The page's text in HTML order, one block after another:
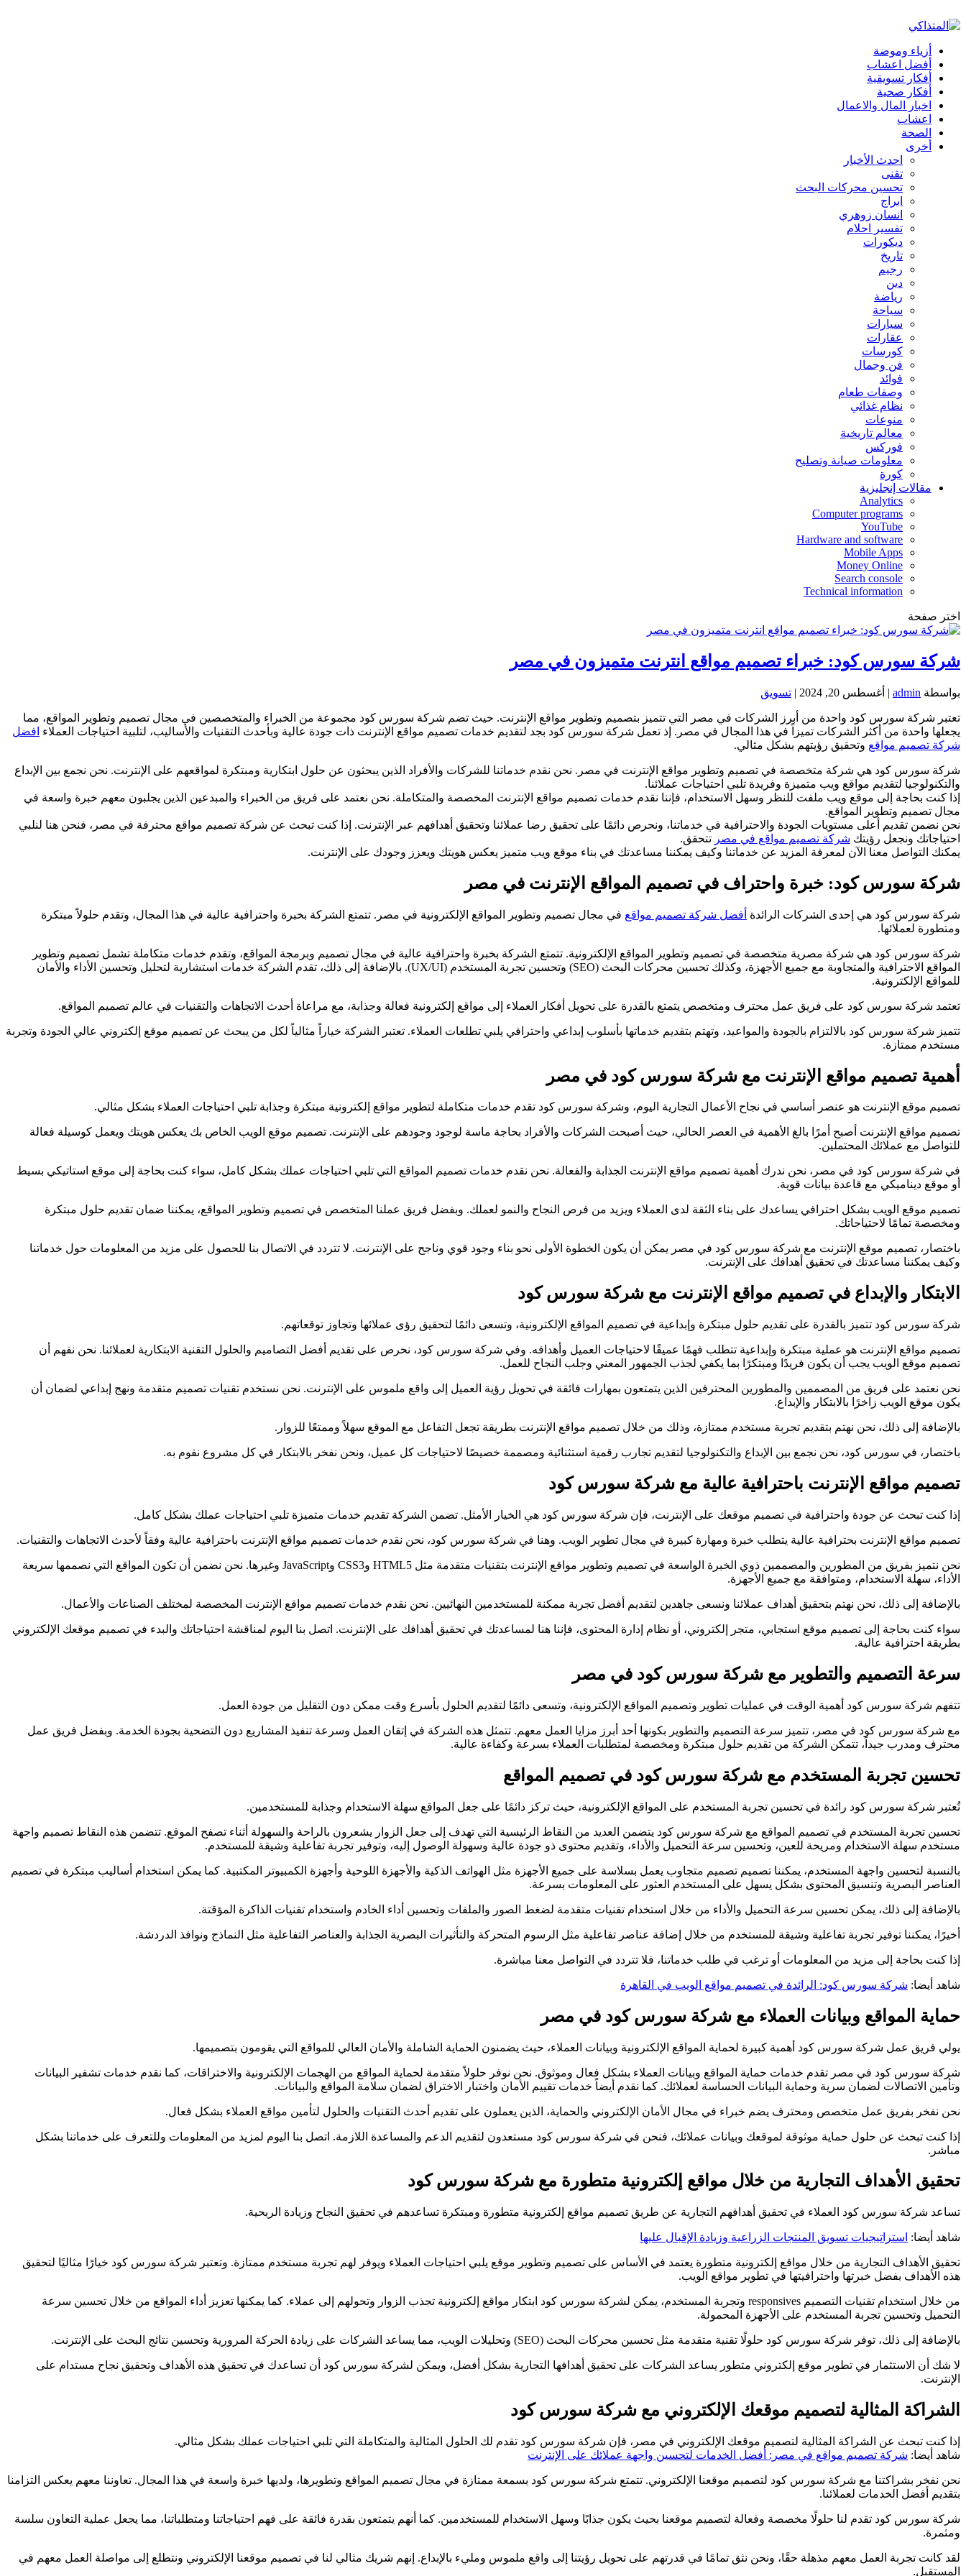
أزياء وموضة
أفضل اعشاب
أفكار تسويقية
أفكار صحية
اخبار المال والاعمال
اعشاب
الصحة
أخرى
احدث الأخبار
تقنى
تحسين محركات البحث
ابراج
انسان زوهري
تفسير احلام
ديكورات
تاريخ
رجيم
دين
رياضة
سياحة
سيارات
عقارات
كورسات
فن وجمال
فوائد
وصفات طعام
نظام غذائي
منوعات
معالم تاريخية
فوركس
معلومات صيانة وتصليح
كورة
مقالات إنجليزية
Analytics
Computer programs
YouTube
Hardware and software
Mobile Apps
Money Online
Search console
Technical information
اختر صفحة
شركة سورس كود: خبراء تصميم مواقع انترنت متميزون في مصر
بواسطة admin
| أغسطس 20, 2024 | تسويق
تعتبر شركة سورس كود واحدة من أبرز الشركات في مصر التي تتميز بتصميم وتطوير مواقع الإنترنت. حيث تضم شركة سورس كود مجموعة من الخبراء والمتخصصين في مجال تصميم وتطوير المواقع، مما
يجعلها واحدة من أكثر الشركات تميزاً في هذا المجال في مصر. إذ تعمل شركة سورس كود بجد لتقديم خدمات تصميم مواقع الإنترنت ذات جودة عالية وبأحدث التقنيات والأساليب، لتلبية احتياجات العملاء افضل
شركة تصميم مواقع وتحقيق رؤيتهم بشكل مثالي.
شركة سورس كود هي شركة متخصصة في تصميم وتطوير مواقع الإنترنت في مصر. نحن نقدم خدماتنا للشركات والأفراد الذين يبحثون عن حلول ابتكارية ومبتكرة لمواقعهم على الإنترنت. نحن نجمع بين الإبداع
والتكنولوجيا لتقديم مواقع ويب متميزة وفريدة تلبي احتياجات عملائنا.
إذا كنت بحاجة إلى موقع ويب ملفت للنظر وسهل الاستخدام، فإننا نقدم خدمات تصميم مواقع الإنترنت المخصصة والمتكاملة. نحن نعتمد على فريق من الخبراء والمبدعين الذين يجلبون معهم خبرة واسعة في
مجال تصميم وتطوير المواقع.
نحن نضمن تقديم أعلى مستويات الجودة والاحترافية في خدماتنا، ونحرص دائمًا على تحقيق رضا عملائنا وتحقيق أهدافهم عبر الإنترنت. إذا كنت تبحث عن شركة تصميم مواقع محترفة في مصر، فنحن هنا لنلبي
احتياجاتك ونجعل رؤيتك شركة تصميم مواقع في مصر تتحقق.
يمكنك التواصل معنا الآن لمعرفة المزيد عن خدماتنا وكيف يمكننا مساعدتك في بناء موقع ويب متميز يعكس هويتك ويعزز وجودك على الإنترنت.
شركة سورس كود: خبرة واحتراف في تصميم المواقع الإنترنت في مصر
شركة سورس كود هي إحدى الشركات الرائدة أفضل شركة تصميم مواقع في مجال تصميم وتطوير المواقع الإلكترونية في مصر. تتمتع الشركة بخبرة واحترافية عالية في هذا المجال، وتقدم حلولاً مبتكرة
ومتطورة لعملائها.
شركة سورس كود هي شركة مصرية متخصصة في تصميم وتطوير المواقع الإلكترونية. تتمتع الشركة بخبرة واحترافية عالية في مجال تصميم وبرمجة المواقع، وتقدم خدمات متكاملة تشمل تصميم وتطوير
المواقع الاحترافية والمتجاوبة مع جميع الأجهزة، وكذلك تحسين محركات البحث (SEO) وتحسين تجربة المستخدم (UX/UI). بالإضافة إلى ذلك، تقدم الشركة خدمات استشارية لتحليل وتحسين الأداء والأمان
للمواقع الإلكترونية.
تعتمد شركة سورس كود على فريق عمل محترف ومتخصص يتمتع بالقدرة على تحويل أفكار العملاء إلى مواقع إلكترونية فعالة وجذابة، مع مراعاة أحدث الاتجاهات والتقنيات في عالم تصميم المواقع.
تتميز شركة سورس كود بالالتزام بالجودة والمواعيد، وتهتم بتقديم خدماتها بأسلوب إبداعي واحترافي يلبي تطلعات العملاء. تعتبر الشركة خياراً مثالياً لكل من يبحث عن تصميم موقع إلكتروني عالي الجودة وتجربة
مستخدم ممتازة.
أهمية تصميم مواقع الإنترنت مع شركة سورس كود في مصر
تصميم موقع الإنترنت هو عنصر أساسي في نجاح الأعمال التجارية اليوم، وشركة سورس كود تقدم خدمات متكاملة لتطوير مواقع إلكترونية مبتكرة وجذابة تلبي احتياجات العملاء بشكل مثالي.
تصميم مواقع الإنترنت أصبح أمرًا بالغ الأهمية في العصر الحالي، حيث أصبحت الشركات والأفراد بحاجة ماسة لوجود وجودهم على الإنترنت. تصميم موقع الويب الخاص بك يعكس هويتك ويعمل كوسيلة فعالة
للتواصل مع عملائك المحتملين.
في شركة سورس كود في مصر، نحن ندرك أهمية تصميم مواقع الإنترنت الجذابة والفعالة. نحن نقدم خدمات تصميم المواقع التي تلبي احتياجات عملك بشكل كامل، سواء كنت بحاجة إلى موقع استاتيكي بسيط
أو موقع ديناميكي مع قاعدة بيانات قوية.
تصميم موقع الويب بشكل احترافي يساعدك على بناء الثقة لدى العملاء ويزيد من فرص النجاح والنمو لعملك. وبفضل فريق عملنا المتخصص في تصميم وتطوير المواقع، يمكننا ضمان تقديم حلول مبتكرة
ومخصصة تمامًا لاحتياجاتك.
باختصار، تصميم موقع الإنترنت مع شركة سورس كود في مصر يمكن أن يكون الخطوة الأولى نحو بناء وجود قوي وناجح على الإنترنت. لا تتردد في الاتصال بنا للحصول على مزيد من المعلومات حول خدماتنا
وكيف يمكننا مساعدتك في تحقيق أهدافك على الإنترنت.
الابتكار والإبداع في تصميم مواقع الإنترنت مع شركة سورس كود
شركة سورس كود تتميز بالقدرة على تقديم حلول مبتكرة وإبداعية في تصميم المواقع الإلكترونية، وتسعى دائمًا لتحقيق رؤى عملائها وتجاوز توقعاتهم.
تصميم مواقع الإنترنت هو عملية مبتكرة وإبداعية تتطلب فهمًا عميقًا لاحتياجات العميل وأهدافه. وفي شركة سورس كود، نحرص على تقديم أفضل التصاميم والحلول التقنية الابتكارية لعملائنا. نحن نفهم أن
تصميم موقع الويب يجب أن يكون فريدًا ومبتكرًا بما يكفي لجذب الجمهور المعني وجلب النجاح للعمل.
نحن نعتمد على فريق من المصممين والمطورين المحترفين الذين يتمتعون بمهارات فائقة في تحويل رؤية العميل إلى واقع ملموس على الإنترنت. نحن نستخدم تقنيات تصميم متقدمة ونهج إبداعي لضمان أن
يكون موقع الويب زاخرًا بالابتكار والإبداع.
بالإضافة إلى ذلك، نحن نهتم بتقديم تجربة مستخدم ممتازة، وذلك من خلال تصميم مواقع الإنترنت بطريقة تجعل التفاعل مع الموقع سهلاً وممتعًا للزوار.
باختصار، في سورس كود، نحن نجمع بين الإبداع والتكنولوجيا لتقديم تجارب رقمية استثنائية ومصممة خصيصًا لاحتياجات كل عميل، ونحن نفخر بالابتكار في كل مشروع نقوم به.
تصميم مواقع الإنترنت باحترافية عالية مع شركة سورس كود
إذا كنت تبحث عن جودة واحترافية في تصميم موقعك على الإنترنت، فإن شركة سورس كود هي الخيار الأمثل. تضمن الشركة تقديم خدمات متميزة تلبي احتياجات عملك بشكل كامل.
تصميم مواقع الإنترنت بحترافية عالية يتطلب خبرة ومهارة كبيرة في مجال تطوير الويب. وهنا في شركة سورس كود، نحن نقدم خدمات تصميم مواقع الإنترنت باحترافية عالية وفقاً لأحدث الاتجاهات والتقنيات.
نحن نتميز بفريق من المطورين والمصممين ذوي الخبرة الواسعة في تصميم وتطوير مواقع الإنترنت بتقنيات متقدمة مثل HTML5 وCSS3 وJavaScript وغيرها. نحن نضمن أن تكون المواقع التي نصممها سريعة
الأداء، سهلة الاستخدام، ومتوافقة مع جميع الأجهزة.
بالإضافة إلى ذلك، نحن نهتم بتحقيق أهداف عملائنا ونسعى جاهدين لتقديم أفضل تجربة ممكنة للمستخدمين النهائيين. نحن نقدم خدمات تصميم مواقع الإنترنت المخصصة لمختلف الصناعات والأعمال.
سواء كنت بحاجة إلى تصميم موقع استجابي، متجر إلكتروني، أو نظام إدارة المحتوى، فإننا هنا لمساعدتك في تحقيق أهدافك على الإنترنت. اتصل بنا اليوم لمناقشة احتياجاتك والبدء في تصميم موقعك الإلكتروني
بطريقة احترافية عالية.
سرعة التصميم والتطوير مع شركة سورس كود في مصر
تتفهم شركة سورس كود أهمية الوقت في عمليات تطوير وتصميم المواقع الإلكترونية، وتسعى دائمًا لتقديم الحلول بأسرع وقت ممكن دون التقليل من جودة العمل.
مع شركة سورس كود في مصر، تتميز سرعة التصميم والتطوير بكونها أحد أبرز مزايا العمل معهم. تتمثل هذه الشركة في إتقان العمل وسرعة تنفيذ المشاريع دون التضحية بجودة الخدمة. وبفضل فريق عمل
محترف ومدرب جيداً، تتمكن الشركة من تقديم حلول مبتكرة ومخصصة لمتطلبات العملاء بسرعة وكفاءة عالية.
تحسين تجربة المستخدم مع شركة سورس كود في تصميم المواقع
تُعتبر شركة سورس كود رائدة في تحسين تجربة المستخدم على المواقع الإلكترونية، حيث تركز دائمًا على جعل المواقع سهلة الاستخدام وجذابة للمستخدمين.
تحسين تجربة المستخدم في تصميم المواقع مع شركة سورس كود يتضمن العديد من النقاط الرئيسية التي تهدف إلى جعل الزوار يشعرون بالراحة والسهولة أثناء تصفح الموقع. تتضمن هذه النقاط تصميم واجهة
مستخدم سهلة الاستخدام ومريحة للعين، وتحسين سرعة التحميل والأداء، وتقديم محتوى ذو جودة عالية وسهولة الوصول إليه، وتوفير تجربة تفاعلية وشيقة للمستخدم.
بالنسبة لتحسين واجهة المستخدم، يمكننا تصميم تصميم متجاوب يعمل بسلاسة على جميع الأجهزة مثل الهواتف الذكية والأجهزة اللوحية وأجهزة الكمبيوتر المكتبية. كما يمكن استخدام أساليب مبتكرة في تصميم
العناصر البصرية وتنسيق المحتوى بشكل يسهل على المستخدم العثور على المعلومات بسرعة.
بالإضافة إلى ذلك، يمكن تحسين سرعة التحميل والأداء من خلال استخدام تقنيات متقدمة لضغط الصور والملفات وتحسين أداء الخادم واستخدام تقنيات الذاكرة المؤقتة.
أخيرًا، يمكننا توفير تجربة تفاعلية وشيقة للمستخدم من خلال إضافة عناصر تفاعلية مثل الرسوم المتحركة والتأثيرات البصرية الجذابة والعناصر التفاعلية مثل النماذج ونوافذ الدردشة.
إذا كنت بحاجة إلى مزيد من المعلومات أو ترغب في طلب خدماتنا، فلا تتردد في التواصل معنا مباشرة.
شاهد أيضا: شركة سورس كود: الرائدة في تصميم مواقع الويب في القاهرة
حماية المواقع وبيانات العملاء مع شركة سورس كود في مصر
يولي فريق عمل شركة سورس كود أهمية كبيرة لحماية المواقع الإلكترونية وبيانات العملاء، حيث يضمنون الحماية الشاملة والأمان العالي للمواقع التي يقومون بتصميمها.
شركة سورس كود في مصر تقدم خدمات حماية المواقع وبيانات العملاء بشكل فعال وموثوق. نحن نوفر حلولاً متقدمة لحماية المواقع من الهجمات الإلكترونية والاختراقات، كما نقدم خدمات تشفير البيانات
وتأمين الاتصالات لضمان سرية وحماية البيانات الحساسة لعملائك. كما نقدم أيضاً خدمات تقييم الأمان واختبار الاختراق لضمان سلامة المواقع والبيانات.
نحن نفخر بفريق عمل متخصص ومحترف يضم خبراء في مجال الأمان الإلكتروني والحماية، الذين يعملون على تقديم أحدث التقنيات والحلول لتأمين مواقع العملاء بشكل فعال.
إذا كنت تبحث عن حلول حماية موثوقة لموقعك وبيانات عملائك، فنحن في شركة سورس كود مستعدون لتقديم الدعم والمساعدة اللازمة. اتصل بنا اليوم لمزيد من المعلومات وللتعرف على خدماتنا بشكل
مباشر.
تحقيق الأهداف التجارية من خلال مواقع إلكترونية متطورة مع شركة سورس كود
تساعد شركة سورس كود العملاء في تحقيق أهدافهم التجارية عن طريق تصميم مواقع إلكترونية متطورة ومبتكرة تساعدهم في تحقيق النجاح وزيادة الربحية.
شاهد أيضا: استراتيجيات تسويق المنتجات الزراعية وزيادة الإقبال عليها
تحقيق الأهداف التجارية من خلال مواقع إلكترونية متطورة يعتمد في الأساس على تصميم وتطوير موقع يلبي احتياجات العملاء ويوفر لهم تجربة مستخدم ممتازة. وتعتبر شركة سورس كود خيارًا مثاليًا لتحقيق
هذه الأهداف بفضل خبرتها واحترافيتها في تطوير مواقع الويب.
من خلال استخدام تقنيات التصميم responsives وتجربة المستخدم، يمكن لشركة سورس كود ابتكار مواقع إلكترونية تجذب الزوار وتحولهم إلى عملاء. كما يمكنها تعزيز أداء المواقع من خلال تحسين سرعة
التحميل وتحسين تجربة المستخدم على الأجهزة المحمولة.
بالإضافة إلى ذلك، توفر شركة سورس كود حلولًا تقنية متقدمة مثل تحسين محركات البحث (SEO) وتحليلات الويب، مما يساعد الشركات على زيادة الحركة المرورية وتحسين نتائج البحث على الإنترنت.
لا شك أن الاستثمار في تطوير موقع إلكتروني متطور يساعد الشركات على تحقيق أهدافها التجارية بشكل أفضل، ويمكن لشركة سورس كود أن تساعدك في تحقيق هذه الأهداف وتحقيق نجاح مستدام على
الإنترنت.
الشراكة المثالية لتصميم موقعك الإلكتروني مع شركة سورس كود
إذا كنت تبحث عن الشراكة المثالية لتصميم موقعك الإلكتروني في مصر، فإن شركة سورس كود تقدم لك الحلول المثالية والمتكاملة التي تلبي احتياجات عملك بشكل مثالي.
شاهد أيضا: شركة تصميم مواقع في مصر: أفضل الخدمات لتحسين واجهة عملائك على الإنترنت
نحن نفخر بشراكتنا مع شركة سورس كود لتصميم موقعنا الإلكتروني. تتمتع شركة سورس كود بسمعة ممتازة في مجال تصميم المواقع وتطويرها، ولديها خبرة واسعة في هذا المجال. تعاوننا معهم يعكس التزامنا
بتقديم أفضل الخدمات لعملائنا.
شركة سورس كود تقدم لنا حلولًا مخصصة وفعالة لتصميم موقعنا بحيث يكون جذابًا وسهل الاستخدام للمستخدمين. كما أنهم يتمتعون بقدرة فائقة على فهم احتياجاتنا ومتطلباتنا، مما يجعل عملية التعاون سلسة
ومثمرة.
لقد كانت تجربة العمل معهم مذهلة حقًا، ونحن نثق تمامًا في قدرتهم على تحويل رؤيتنا إلى واقع ملموس ومليء بالإبداع. إنهم شريك مثالي لنا في تصميم موقعنا الإلكتروني ونتطلع إلى مواصلة العمل معهم في
المستقبل.